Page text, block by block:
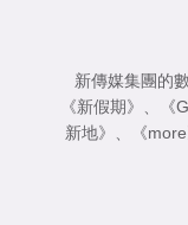
新傳媒集團的
《新假期》
《
新地》
《more